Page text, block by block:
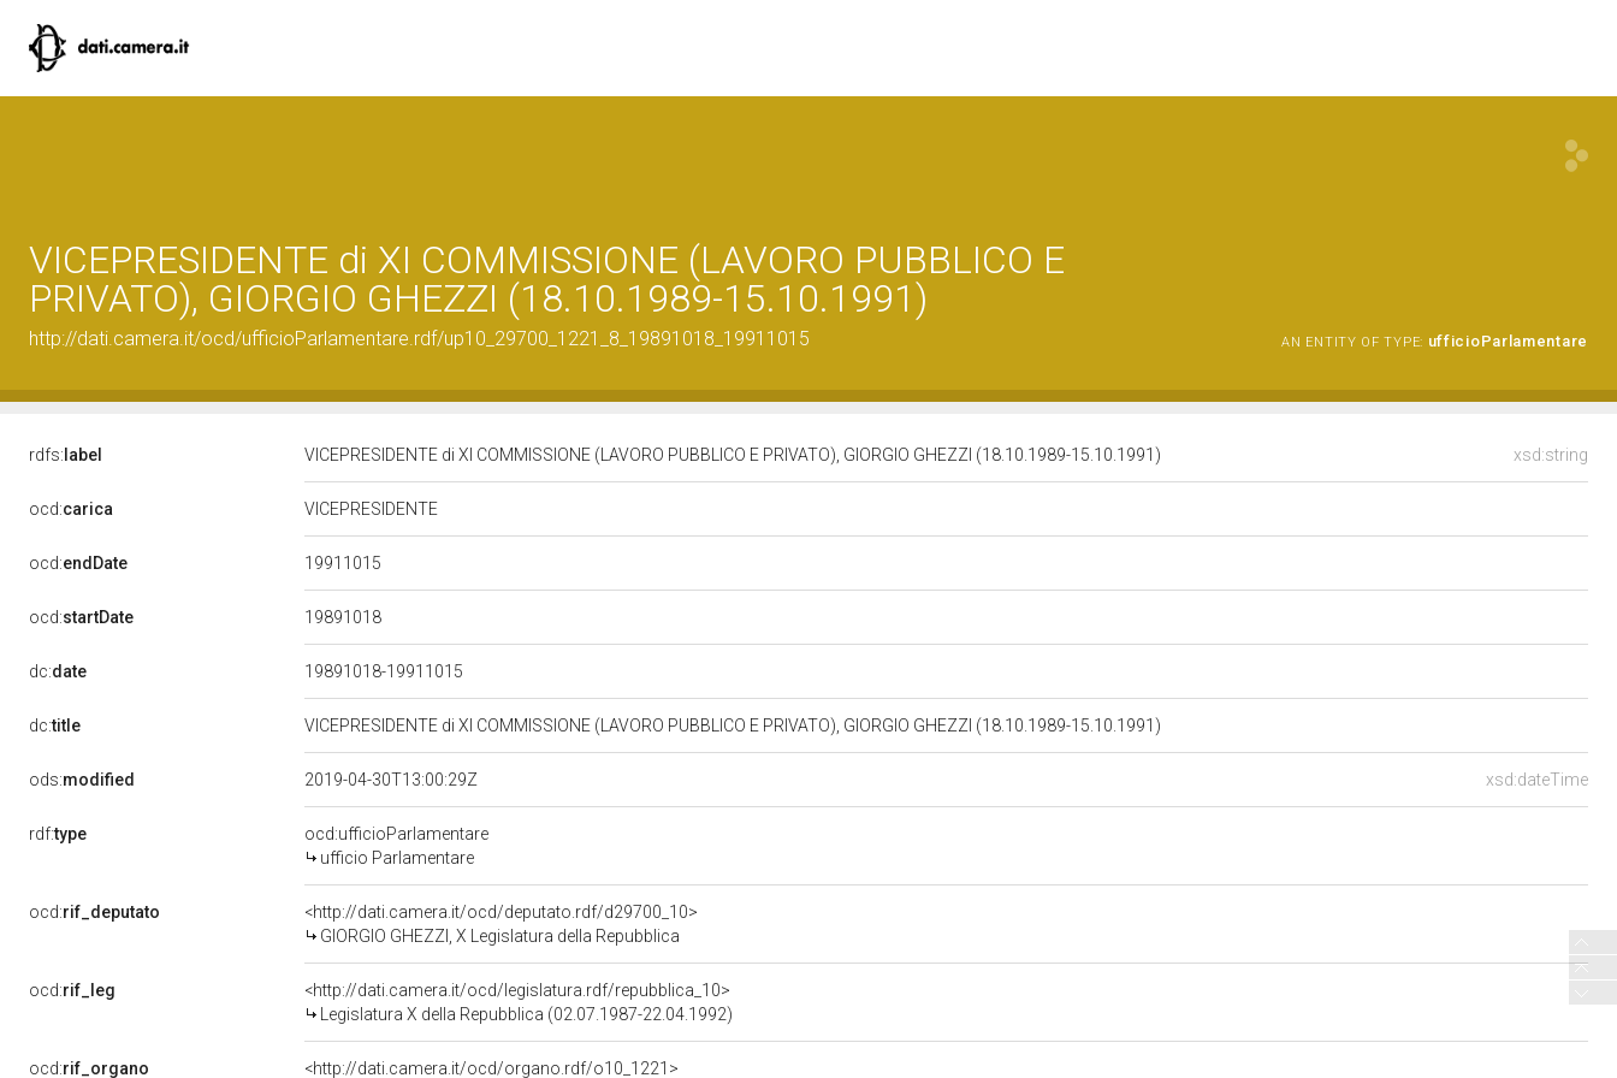
VICEPRESIDENTE di XI COMMISSIONE (LAVORO PUBBLICO E
PRIVATO), GIORGIO GHEZZI (18.10.1989-15.10.1991)
http://dati.camera.it/ocd/ufficioParlamentare.rdf/up10_29700_1221_8_19891018_19911015 AN ENTITY OF TYPE: ufficioParlamentare
rdfs: label xsd:string
VICEPRESIDENTE di XI COMMISSIONE (LAVORO PUBBLICO E PRIVATO), GIORGIO GHEZZI (18.10.1989-15.10.1991)
ocd:carica VICEPRESIDENTE
ocd:endDate 19911015
ocd:startDate 19891018
dc:date 19891018-19911015
dc:title VICEPRESIDENTE di XI COMMISSIONE (LAVORO PUBBLICO E PRIVATO), GIORGIO GHEZZI (18.10.1989-15.10.1991)
ods:modified xsd:dateTime
2019-04-30T13:00:29Z
rdf:type
ocd:ufficioParlamentare
ufficio Parlamentare
ocd:rif_deputato
<http://dati.camera.it/ocd/deputato.rdf/d29700_10>
GIORGIO GHEZZI, X Legislatura della Repubblica
ocd:rif_leg
<http://dati.camera.it/ocd/legislatura.rdf/repubblica_10>
Legislatura X della Repubblica (02.07.1987-22.04.1992)
ocd:rif_organo
<http://dati.camera.it/ocd/organo.rdf/o10_1221>